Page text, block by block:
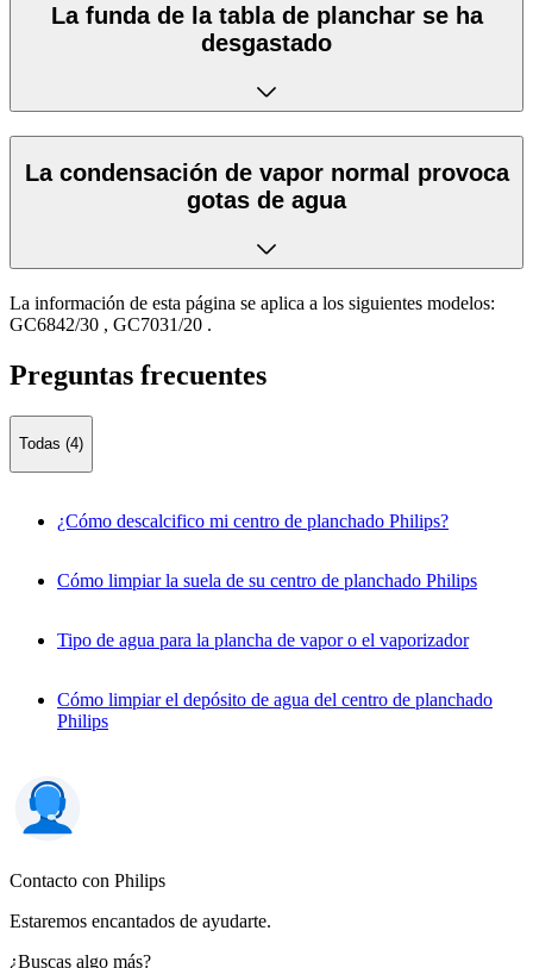
La funda de la tabla de planchar se ha
desgastado
La condensación de vapor normal provoca
gotas de agua
La información de esta página se aplica a los siguientes modelos:
GC6842/30 , GC7031/20 .
Preguntas frecuentes
Todas (4)
¿Cómo descalcifico mi centro de planchado Philips?
Cómo limpiar la suela de su centro de planchado Philips
Tipo de agua para la plancha de vapor o el vaporizador
Cómo limpiar el depósito de agua del centro de planchado
Philips
Contacto con Philips
Estaremos encantados de ayudarte.
¿Buscas algo más?